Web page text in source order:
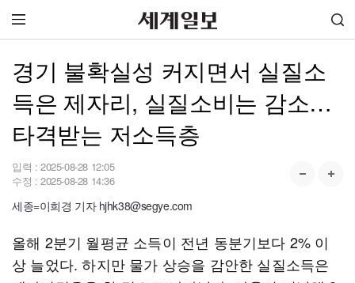
경기 불확실성 커지면서 실질소
득은 제자리, 실질소비는 감소…
타격받는 저소득층
입력 : 2025-08-28 12:05
수정 : 2025-08-28 14:36
세종=이희경 기자 hjhk38@segye.com
올해 2분기 월평균 소득이 전년 동분기보다 2% 이
상 늘었다. 하지만 물가 상승을 감안한 실질소득은